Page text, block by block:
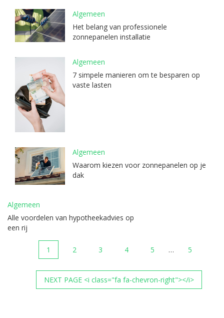
Algemeen
Het belang van professionele
zonnepanelen installatie
Algemeen
7 simpele manieren om te besparen op
vaste lasten
Algemeen
Waarom kiezen voor zonnepanelen op je
dak
Algemeen
Alle voordelen van hypotheekadvies op
een rij
1 2 3 4 5 … 5
NEXT PAGE <i class="fa fa-chevron-right"></i>